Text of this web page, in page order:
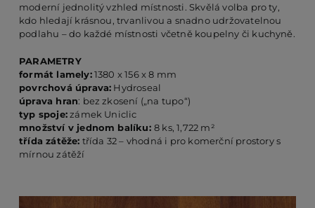
moderní jednolitý vzhled místnosti. Skvělá volba pro ty,
kdo hledají krásnou, trvanlivou a snadno udržovatelnou
podlahu – do každé místnosti včetně koupelny či kuchyně.
PARAMETRY
formát lamely:1380 x 156 x 8 mm
povrchová úprava: Hydroseal
úprava hran: bez zkosení („na tupo“)
typ spoje:zámek Uniclic
množství v jednom balíku:8 ks, 1,722 m²
třída zátěže: třída 32 – vhodná i pro komerční prostory s
mírnou zátěží